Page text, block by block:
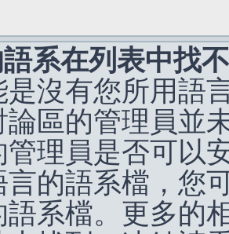
系在列表中找
是沒有您所用語
論區的管理員並
管理員是否可以
言的語系檔，您
語系檔。更多的